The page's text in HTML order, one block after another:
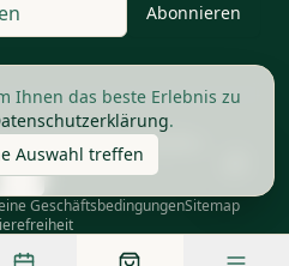
Abonnieren
AG. Alle Rechte vorbehalten
GeschäftsbedingungenSitemap
wichtig
Ihnen das beste Erlebnis zu
.
Auswahl treffen